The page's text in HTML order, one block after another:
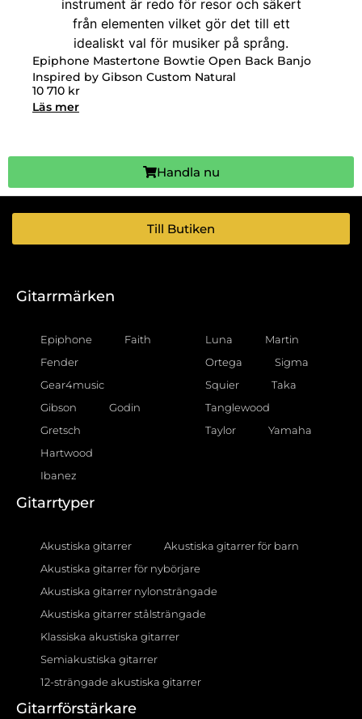
Epiphone Mastertone Bowtie Open Back Banjo
Inspired by Gibson Custom Natural
10 710 kr
Läs mer
Handla nu
Till Butiken
Gitarrmärken
Epiphone
Faith
Fender
Gear4music
Gibson
Godin
Gretsch
Hartwood
Ibanez
Luna
Martin
Ortega
Sigma
Squier
Taka
Tanglewood
Taylor
Yamaha
Gitarrtyper
Akustiska gitarrer
Akustiska gitarrer för barn
Akustiska gitarrer för nybörjare
Akustiska gitarrer nylonsträngade
Akustiska gitarrer stålsträngade
Klassiska akustiska gitarrer
Semiakustiska gitarrer
12-strängade akustiska gitarrer
Gitarrförstärkare